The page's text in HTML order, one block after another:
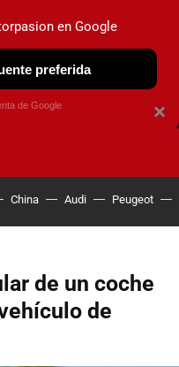
AIRE ACONDICIONADO
China Audi Peugeot
de un coche
de
×
en Google
preferida
de Google